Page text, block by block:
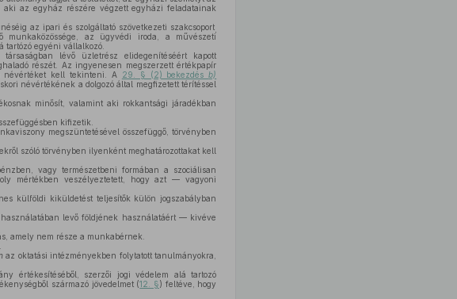
aki az egyház részére végzett egyházi feladatainak
az ipari és szolgáltató szövetkezeti szakcsoport,
munkaközössége, az ügyvédi iroda, a művészeti
tartózó egyéni vállalkozó.
lévő üzletrész elidegenítéséért kapott
részét. Az ingyenesen megszerzett értékpapír
névértéket kell tekinteni. A 29. § (2) bekezdésb)
névértékének a dolgozó által megfizetett térítéssel
minősít, valamint aki rokkantsági járadékban
kifizetik.
megszüntetésével összefüggő, törvényben
szóló törvényben ilyenként meghatározottakat kell
vagy természetbeni formában a szociálisan
mértékben veszélyeztetett, hogy azt — vagyoni
külföldi kiküldetést teljesítők külön jogszabályban
levő földjének használatáért — kivéve
amely nem része a munkabérnek.
az oktatási intézményekben folytatott tanulmányokra,
értékesítéséből, szerzői jogi védelem alá tartozó
származó jövedelmet (12. §) feltéve, hogy